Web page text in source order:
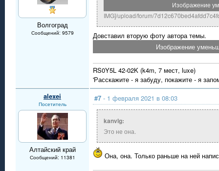
Волгоград
Сообщений: 9579
Изображение
IMG]/upload/forum/
Довставил вторую фоту автора темы.
Изображение
RS0Y5L 42-02K (k4m, 7 мест, luxe)
'Расскажите - я забуду, покажите - я
alexei
Посетитель
Алтайский край
Сообщений: 11381
#7 - 1 февраля 2021 в 08:03
kanvlg:
Это не она.
Она, она. Только раньше на ней